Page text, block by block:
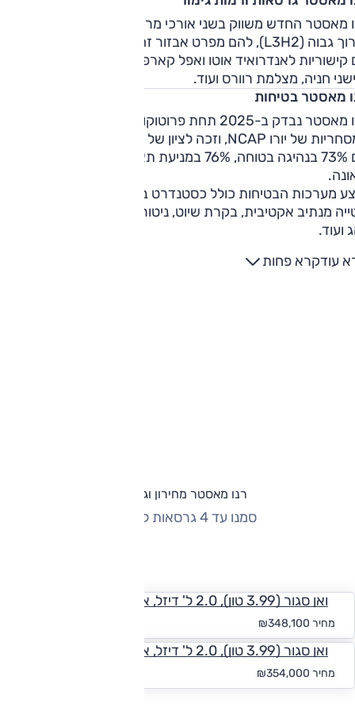
קישוריות לאנדרואיד אוטו ואפל קארפליי, מושב נהג הידראולי,
חניה, מצלמת רוורס ועוד.
מאסטר בטיחות
רנו מאסטר נבדק ב-2025 תחת פרוטוקול הבטיחות החדש
מערכות הבטיחות כולל כסטנדרט בלימה אוטונומית, בקרת
מנתיב אקטיבית, בקרת שיוט, ניטור שטח מת, בקרת ערנות
ועוד.
עודקרא פחות
רנו מאסטר מחירון וגרסאות
סמנו עד 4 גרסאות להשוואה
ואן סגור (3.99 טון), 2.0 ל' דיזל, אוט', בינוני/גבוה, L2H2
מחיר
ואן סגור (3.99 טון), 2.0 ל' דיזל, אוט', ארוך/גבוה, L3H2
מחיר